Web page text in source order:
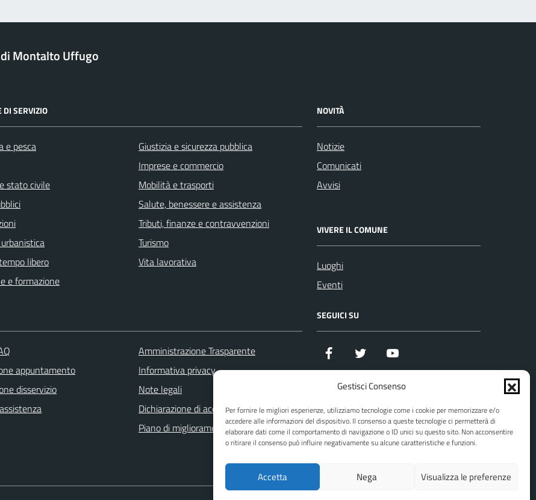
Gestisci Consenso
Per fornire le migliori esperienze, utilizziamo tecnologie come i cookie per memorizzare e/o
accedere alle informazioni del dispositivo. Il consenso a queste tecnologie ci permetterà di
elaborare dati come il comportamento di navigazione o ID unici su questo sito. Non acconsentire
o ritirare il consenso può influire negativamente su alcune caratteristiche e funzioni.
Accetta Nega Visualizza le preferenze
Montalto Uffugo
DI SERVIZIO
e pesca
stato civile
libero
e formazione
Giustizia e sicurezza pubblica
Imprese e commercio
Mobilità e trasporti
Salute, benessere e assistenza
Tributi, finanze e contravvenzioni
Turismo
Vita lavorativa
NOVITÀ
Notizie
Comunicati
Avvisi
VIVERE IL COMUNE
Luoghi
Eventi
appuntamento
disservizio
Amministrazione Trasparente
Informativa privacy
Note legali
Dichiarazione di accessibilità
Piano di miglioramento dei servizi
SEGUICI SU
Facebook Twitter